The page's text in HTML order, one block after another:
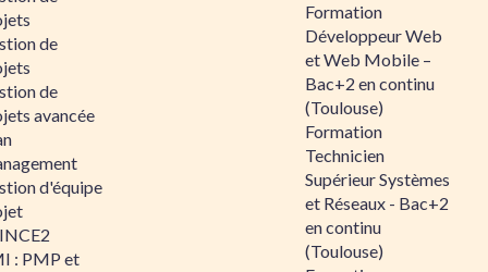
de
de
avancée
d'équipe
: PMP et
Formation
Développeur Web
et Web Mobile –
Bac+2 en continu
(Toulouse)
Formation
Technicien
Supérieur Systèmes
et Réseaux - Bac+2
en continu
(Toulouse)